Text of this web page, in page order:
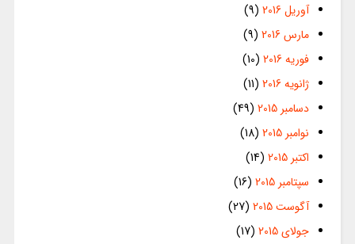
آوریل 2016
(9)
مارس 2016
(9)
فوریه 2016
(10)
ژانویه 2016
(11)
دسامبر 2015
(49)
نوامبر 2015
(18)
اکتبر 2015
(14)
سپتامبر 2015
(16)
آگوست 2015
(27)
جولای 2015
(17)